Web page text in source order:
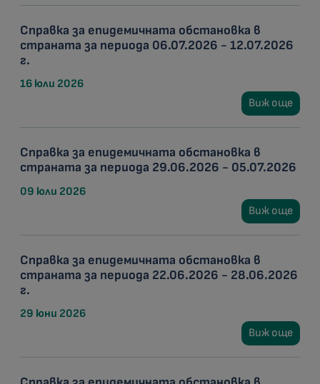
Справка за епидемичната обстановка в
страната за периода 06.07.2026 - 12.07.2026
г.
16 юли 2026
Виж още
Справка за епидемичната обстановка в
страната за периода 29.06.2026 - 05.07.2026
09 юли 2026
Виж още
Справка за епидемичната обстановка в
страната за периода 22.06.2026 - 28.06.2026
г.
29 юни 2026
Виж още